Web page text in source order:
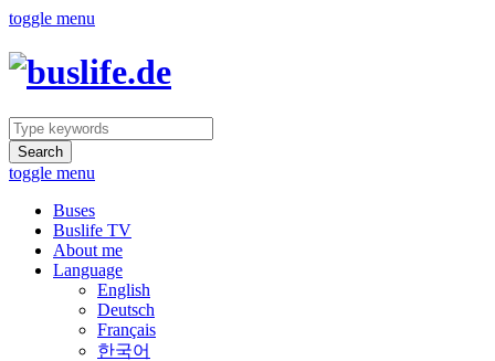
toggle menu
Search
toggle menu
Buses
Buslife TV
About me
Language
English
Deutsch
Français
한국어